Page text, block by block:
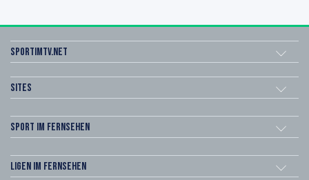
sportimtv.net
Sites
Sport im Fernsehen
Ligen im Fernsehen